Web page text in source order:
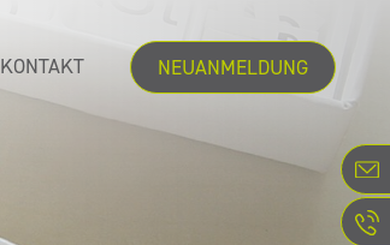
KONTAKT NEUANMELDUNG